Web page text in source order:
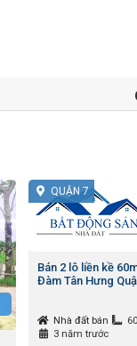
QUẬN 7
Bán 2 lô liền kề
Đàm Tân Hưng
Nhà đất bán
3 năm trước